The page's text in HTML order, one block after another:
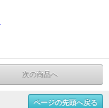
次の商品へ
ページの先頭へ戻る